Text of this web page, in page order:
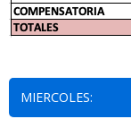
MIERCOLES: